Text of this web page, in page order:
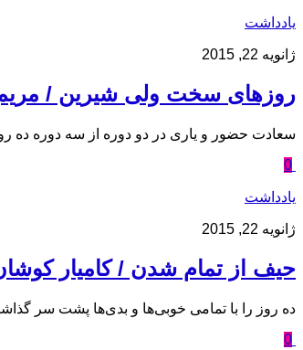
یادداشت
ژانویه 22, 2015
روزهای سخت ولی شیرین /
سعادت حضور و یاری در دو دوره از سه دوره ده روز
0
یادداشت
ژانویه 22, 2015
حیف از تمام شدن / کامیار
ده روز را با تمامی خوبی‌ها و بدی‌ها پشت سر
0